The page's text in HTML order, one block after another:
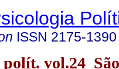
ISSN 2175-1390
polít. vol.24